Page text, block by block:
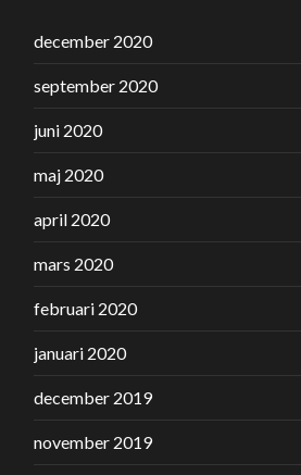
december 2020
september 2020
juni 2020
maj 2020
april 2020
mars 2020
februari 2020
januari 2020
december 2019
november 2019